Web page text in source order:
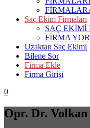
Saç Ekim Firmaları
SAÇ EKİMİ
FİRMA
Uzaktan Saç Ekimi
Bilene Sor
Firma Ekle
Firma Girişi
0
Opr. Dr. Volkan